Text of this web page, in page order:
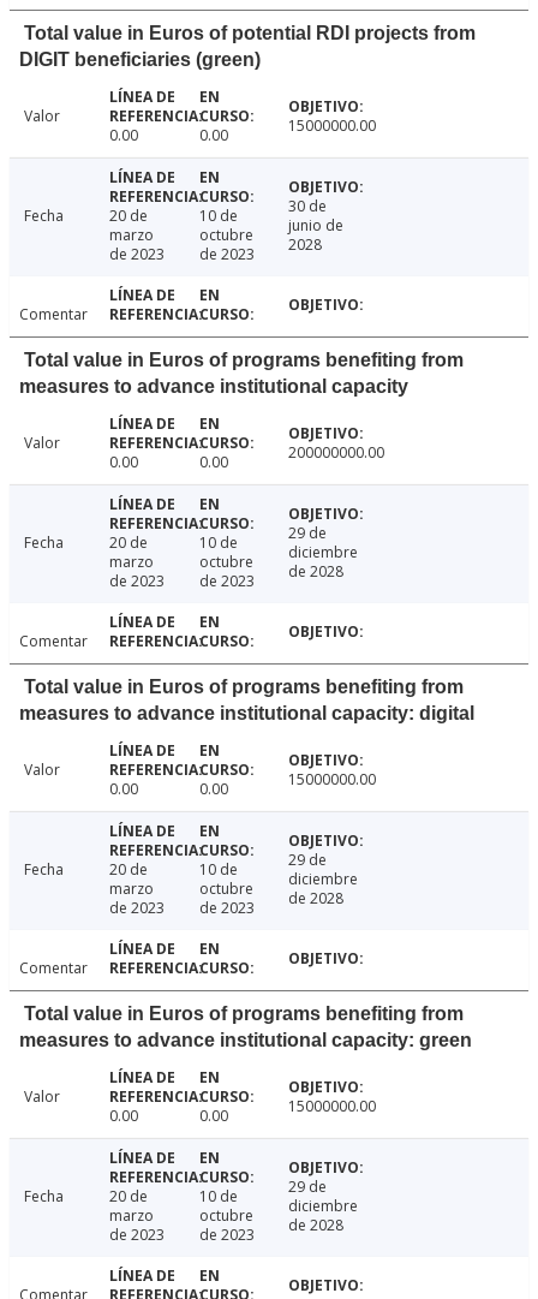
Total value in Euros of potential RDI projects from
DIGIT beneficiaries (green)
Valor
0.00
0.00 15000000.00
Fecha
20 de
marzo
de 2023
10 de
octubre
de 2023
30 de
junio de
2028
Comentar
Total value in Euros of programs benefiting from
measures to advance institutional capacity
Valor
0.00
0.00 200000000.00
Fecha
20 de
marzo
de 2023
10 de
octubre
de 2023
29 de
diciembre
de 2028
Comentar
Total value in Euros of programs benefiting from
measures to advance institutional capacity: digital
Valor
0.00
0.00 15000000.00
Fecha
20 de
marzo
de 2023
10 de
octubre
de 2023
29 de
diciembre
de 2028
Comentar
Total value in Euros of programs benefiting from
measures to advance institutional capacity: green
Valor
0.00
0.00 15000000.00
Fecha
20 de
marzo
de 2023
10 de
octubre
de 2023
29 de
diciembre
de 2028